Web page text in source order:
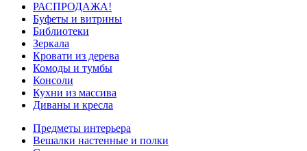
РАСПРОДАЖА!
Буфеты и витрины
Библиотеки
Зеркала
Кровати из дерева
Комоды и тумбы
Консоли
Кухни из массива
Диваны и кресла
Предметы интерьера
Вешалки настенные и полки